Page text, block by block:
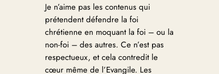
Je n’aime pas les contenus qui
prétendent défendre la foi
chrétienne en moquant la foi – ou la
non-foi – des autres. Ce n’est pas
respectueux, et cela contredit le
cœur même de l’Evangile. Les